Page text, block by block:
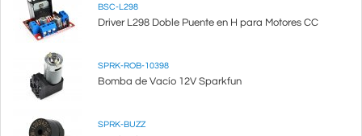
BSC-L298
Driver L298 Doble Puente en H para Motores CC
SPRK-ROB-10398
Bomba de Vacío 12V Sparkfun
SPRK-BUZZ